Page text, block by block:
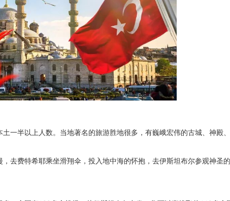
一半以上人数。当地著名的旅游胜地很多，有巍峨宏伟的古城、神殿
去费特希耶乘坐滑翔伞，投入地中海的怀抱，去伊斯坦布尔参观神圣